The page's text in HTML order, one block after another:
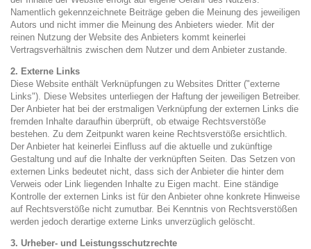
Namentlich gekennzeichnete Beiträge geben die Meinung des jeweiligen
Autors und nicht immer die Meinung des Anbieters wieder. Mit der
reinen Nutzung der Website des Anbieters kommt keinerlei
Vertragsverhältnis zwischen dem Nutzer und dem Anbieter zustande.
2. Externe Links
Diese Website enthält Verknüpfungen zu Websites Dritter ("externe
Links"). Diese Websites unterliegen der Haftung der jeweiligen Betreiber.
Der Anbieter hat bei der erstmaligen Verknüpfung der externen Links die
fremden Inhalte daraufhin überprüft, ob etwaige Rechtsverstöße
bestehen. Zu dem Zeitpunkt waren keine Rechtsverstöße ersichtlich.
Der Anbieter hat keinerlei Einfluss auf die aktuelle und zukünftige
Gestaltung und auf die Inhalte der verknüpften Seiten. Das Setzen von
externen Links bedeutet nicht, dass sich der Anbieter die hinter dem
Verweis oder Link liegenden Inhalte zu Eigen macht. Eine ständige
Kontrolle der externen Links ist für den Anbieter ohne konkrete Hinweise
auf Rechtsverstöße nicht zumutbar. Bei Kenntnis von Rechtsverstößen
werden jedoch derartige externe Links unverzüglich gelöscht.
3. Urheber- und Leistungsschutzrechte